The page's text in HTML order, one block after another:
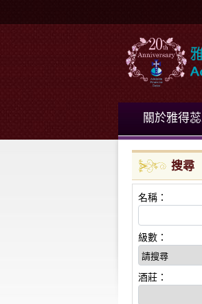
關於雅得蕊
搜尋
名稱：
級數：
酒莊：